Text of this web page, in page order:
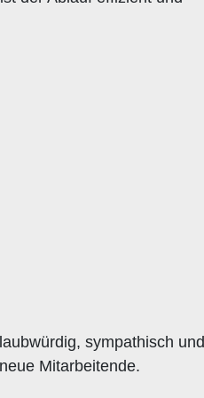
sympathisch und
Mitarbeitende.